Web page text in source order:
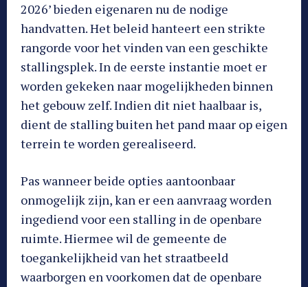
2026’ bieden eigenaren nu de nodige
handvatten. Het beleid hanteert een strikte
rangorde voor het vinden van een geschikte
stallingsplek. In de eerste instantie moet er
worden gekeken naar mogelijkheden binnen
het gebouw zelf. Indien dit niet haalbaar is,
dient de stalling buiten het pand maar op eigen
terrein te worden gerealiseerd.
Pas wanneer beide opties aantoonbaar
onmogelijk zijn, kan er een aanvraag worden
ingediend voor een stalling in de openbare
ruimte. Hiermee wil de gemeente de
toegankelijkheid van het straatbeeld
waarborgen en voorkomen dat de openbare